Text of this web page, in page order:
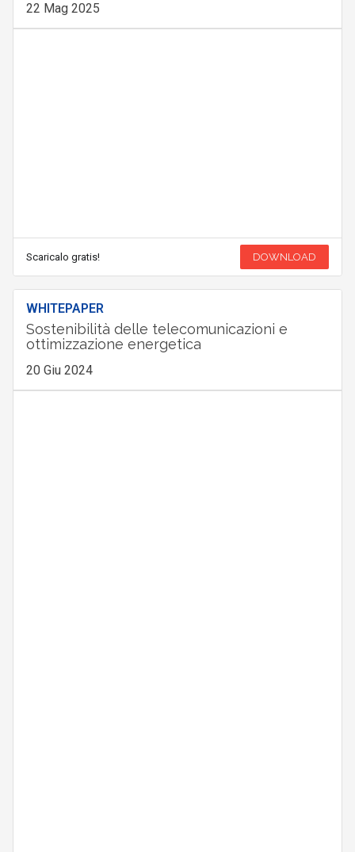
22 Mag 2025
Scaricalo gratis! DOWNLOAD
WHITEPAPER
Sostenibilità delle telecomunicazioni e
ottimizzazione energetica
20 Giu 2024